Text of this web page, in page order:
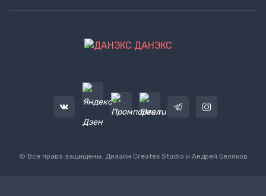
ДАНЭКС
© Все права защищены. Дизайн Createx Studio и Андрей Беляков